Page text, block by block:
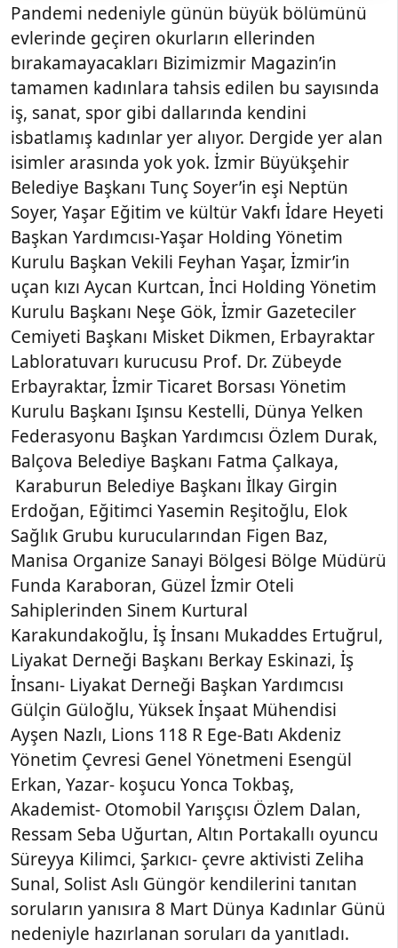
Pandemi nedeniyle günün büyük bölümünü
evlerinde geçiren okurların ellerinden
bırakamayacakları Bizimizmir Magazin’in
tamamen kadınlara tahsis edilen bu sayısında
iş, sanat, spor gibi dallarında kendini
isbatlamış kadınlar yer alıyor. Dergide yer alan
isimler arasında yok yok. İzmir Büyükşehir
Belediye Başkanı Tunç Soyer’in eşi Neptün
Soyer, Yaşar Eğitim ve kültür Vakfı İdare Heyeti
Başkan Yardımcısı-Yaşar Holding Yönetim
Kurulu Başkan Vekili Feyhan Yaşar, İzmir’in
uçan kızı Aycan Kurtcan, İnci Holding Yönetim
Kurulu Başkanı Neşe Gök, İzmir Gazeteciler
Cemiyeti Başkanı Misket Dikmen, Erbayraktar
Labloratuvarı kurucusu Prof. Dr. Zübeyde
Erbayraktar, İzmir Ticaret Borsası Yönetim
Kurulu Başkanı Işınsu Kestelli, Dünya Yelken
Federasyonu Başkan Yardımcısı Özlem Durak,
Balçova Belediye Başkanı Fatma Çalkaya,
Karaburun Belediye Başkanı İlkay Girgin
Erdoğan, Eğitimci Yasemin Reşitoğlu, Elok
Sağlık Grubu kurucularından Figen Baz,
Manisa Organize Sanayi Bölgesi Bölge Müdürü
Funda Karaboran, Güzel İzmir Oteli
Sahiplerinden Sinem Kurtural
Karakundakoğlu, İş İnsanı Mukaddes Ertuğrul,
Liyakat Derneği Başkanı Berkay Eskinazi, İş
İnsanı- Liyakat Derneği Başkan Yardımcısı
Gülçin Güloğlu, Yüksek İnşaat Mühendisi
Ayşen Nazlı, Lions 118 R Ege-Batı Akdeniz
Yönetim Çevresi Genel Yönetmeni Esengül
Erkan, Yazar- koşucu Yonca Tokbaş,
Akademist- Otomobil Yarışçısı Özlem Dalan,
Ressam Seba Uğurtan, Altın Portakallı oyuncu
Süreyya Kilimci, Şarkıcı- çevre aktivisti Zeliha
Sunal, Solist Aslı Güngör kendilerini tanıtan
soruların yanısıra 8 Mart Dünya Kadınlar Günü
nedeniyle hazırlanan soruları da yanıtladı.